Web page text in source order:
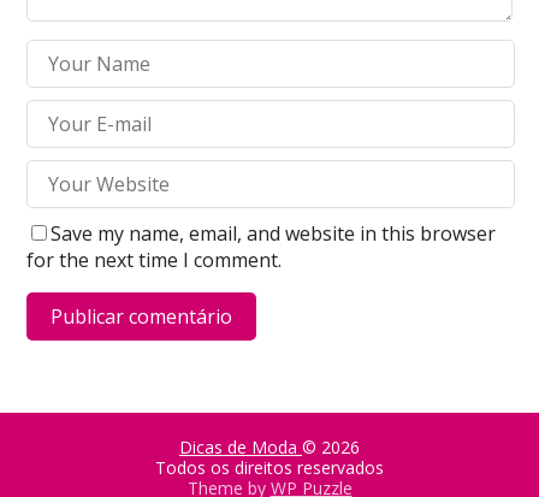
Save my name, email, and website in this browser
for the next time I comment.
Dicas de Moda © 2026
Todos os direitos reservados
Theme by WP Puzzle